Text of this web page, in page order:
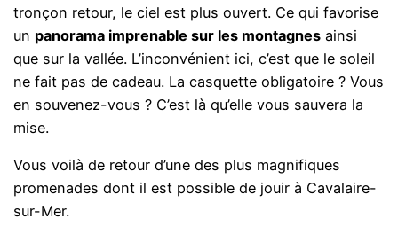
tronçon retour, le ciel est plus ouvert. Ce qui favorise
un panorama imprenable sur les montagnes ainsi
que sur la vallée. L’inconvénient ici, c’est que le soleil
ne fait pas de cadeau. La casquette obligatoire ? Vous
en souvenez-vous ? C’est là qu’elle vous sauvera la
mise.
Vous voilà de retour d’une des plus magnifiques
promenades dont il est possible de jouir à Cavalaire-
sur-Mer.